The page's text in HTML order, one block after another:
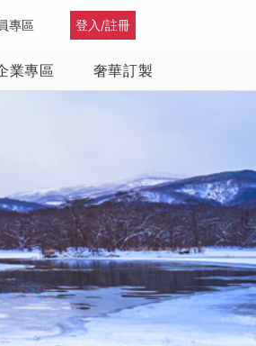
登入/註冊
專區
業專區 奢華訂製